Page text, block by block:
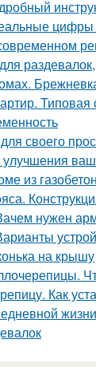
своего
из
нужен
на крышу
Как
жизни